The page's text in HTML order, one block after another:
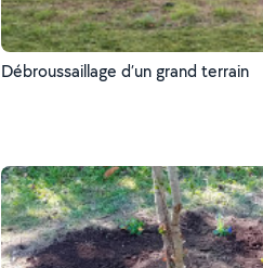
Débroussaillage d’un grand terrain